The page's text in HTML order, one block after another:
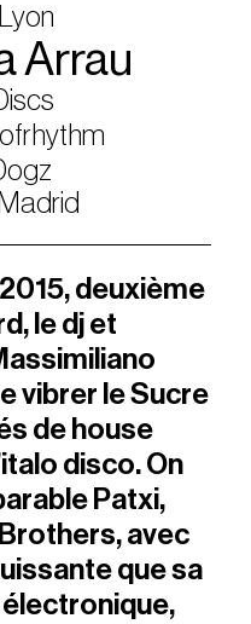
Arrau
deuxième
le dj et
vibrer le Sucre
de house
disco. On
Patxi,
avec
que sa
électronique,